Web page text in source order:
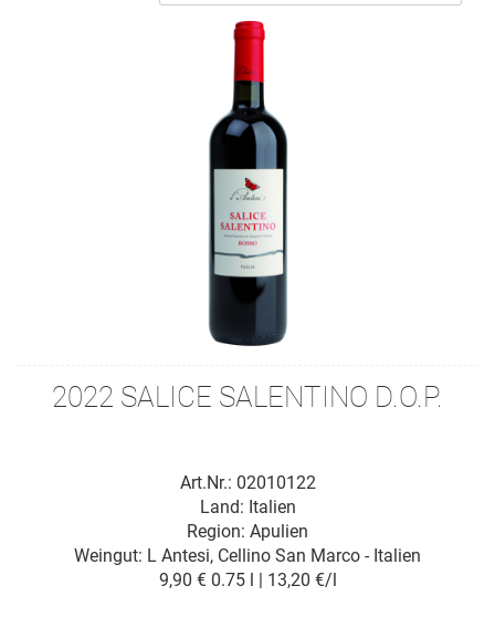
2022 SALICE SALENTINO D.O.P.
Art.Nr.: 02010122
Region: Apulien
Land: Italien
Weingut: L Antesi, Cellino San Marco - Italien
9,90 € 0.75 l | 13,20 €/l